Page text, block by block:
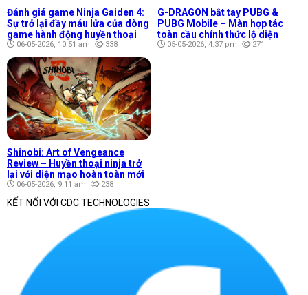
Đánh giá game Ninja Gaiden 4:
Sự trở lại đầy máu lửa của dòng
game hành động huyền thoại
06-05-2026, 10:51 am 338
G-DRAGON bắt tay PUBG &
PUBG Mobile – Màn hợp tác
toàn cầu chính thức lộ diện
05-05-2026, 4:37 pm 271
Shinobi: Art of Vengeance
Review – Huyền thoại ninja trở
lại với diện mạo hoàn toàn mới
06-05-2026, 9:11 am 238
KẾT NỐI VỚI CDC TECHNOLOGIES